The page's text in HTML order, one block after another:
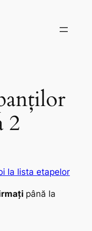
2
la lista etapelor
până la